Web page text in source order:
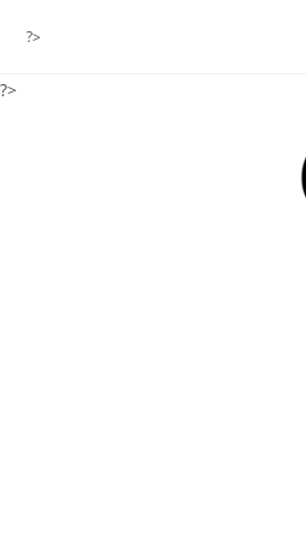
?>
?>